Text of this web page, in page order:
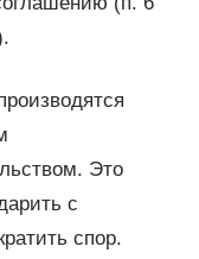
Это
с
спор.